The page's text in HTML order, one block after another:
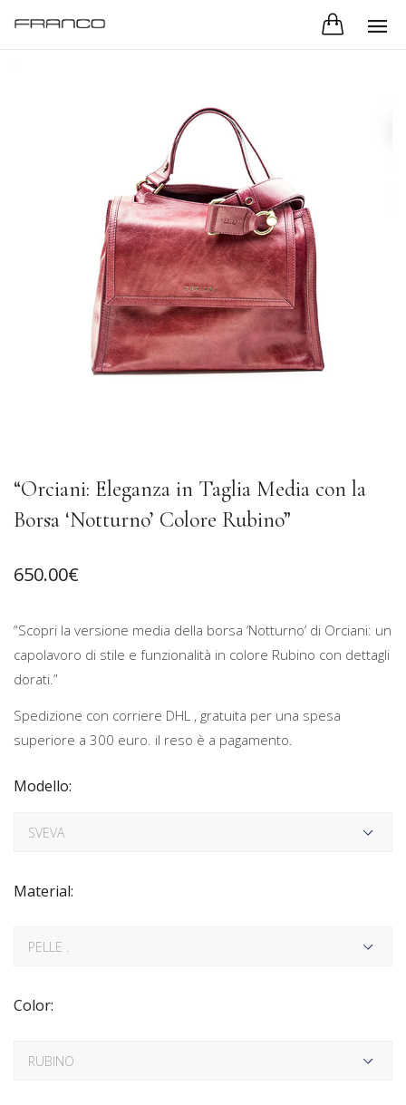
“Orciani: Eleganza in Taglia Media con la
Borsa ‘Notturno’ Colore Rubino”
650.00€
“Scopri la versione media della borsa ‘Notturno’ di Orciani: un
capolavoro di stile e funzionalità in colore Rubino con dettagli
dorati.”
Spedizione con corriere DHL , gratuita per una spesa
superiore a 300 euro. il reso è a pagamento.
Modello:
Material:
Color: